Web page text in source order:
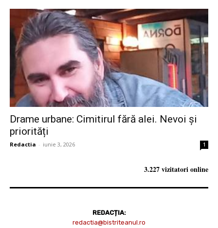
Drame urbane: Cimitirul fără alei. Nevoi și
priorități
Redactia - iunie 3, 2026 1
3.227 vizitatori online
REDACȚIA:
redactia@bistriteanul.ro